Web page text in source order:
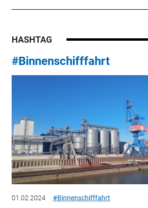
HASHTAG
#Binnenschifffahrt
01.02.2024 #Binnenschifffahrt